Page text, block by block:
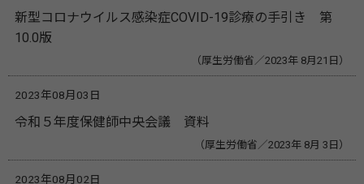
新型コロナウイルス感染症COVID-19診療の手引き 第
10.0版
（厚生労働省／2023年 8月21日）
2023年08月03日
令和５年度保健師中央会議 資料
（厚生労働省／2023年 8月 3日）
2023年08月02日